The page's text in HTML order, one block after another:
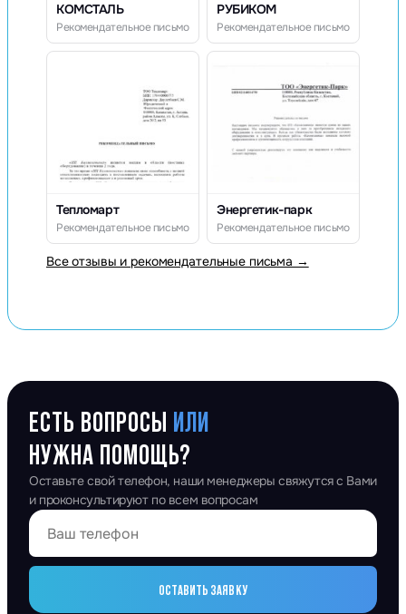
КОМСТАЛЬ
Рекомендательное письмо
РУБИКОМ
Рекомендательное письмо
Тепломарт
Рекомендательное письмо
Энергетик-парк
Рекомендательное письмо
Все отзывы и рекомендательные письма →
ЕСТЬ ВОПРОСЫ ИЛИ
НУЖНА ПОМОЩЬ?
Оставьте свой телефон, наши менеджеры свяжутся с Вами
и проконсультируют по всем вопросам
ОСТАВИТЬ ЗАЯВКУ